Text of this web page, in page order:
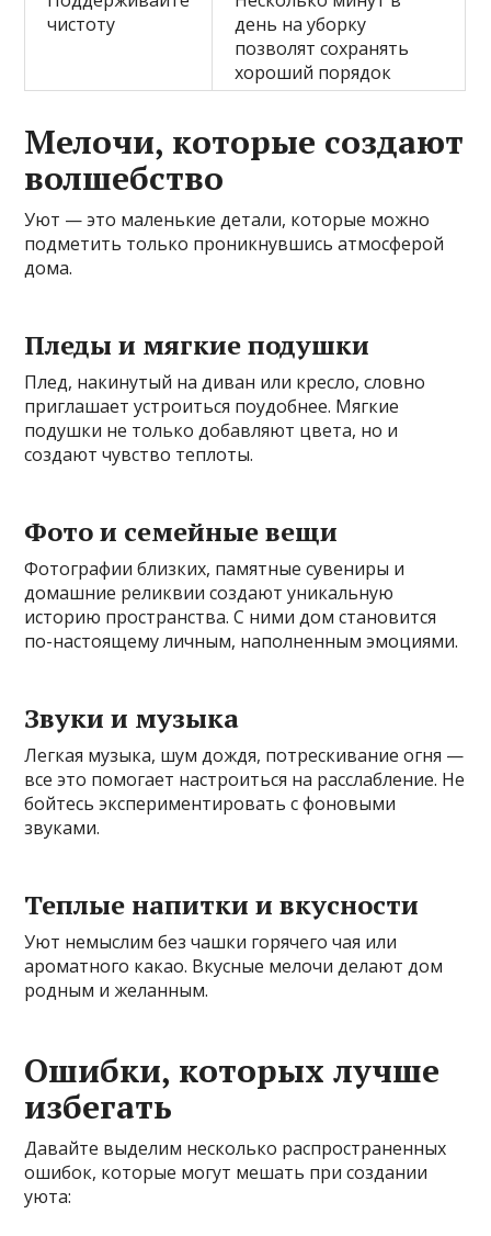
чистоту
день на уборку
позволят сохранять
хороший порядок
Мелочи, которые создают
волшебство
Уют — это маленькие детали, которые можно
подметить только проникнувшись атмосферой
дома.
Пледы и мягкие подушки
Плед, накинутый на диван или кресло, словно
приглашает устроиться поудобнее. Мягкие
подушки не только добавляют цвета, но и
создают чувство теплоты.
Фото и семейные вещи
Фотографии близких, памятные сувениры и
домашние реликвии создают уникальную
историю пространства. С ними дом становится
по-настоящему личным, наполненным эмоциями.
Звуки и музыка
Легкая музыка, шум дождя, потрескивание огня —
все это помогает настроиться на расслабление. Не
бойтесь экспериментировать с фоновыми
звуками.
Теплые напитки и вкусности
Уют немыслим без чашки горячего чая или
ароматного какао. Вкусные мелочи делают дом
родным и желанным.
Ошибки, которых лучше
избегать
Давайте выделим несколько распространенных
ошибок, которые могут мешать при создании
уюта: